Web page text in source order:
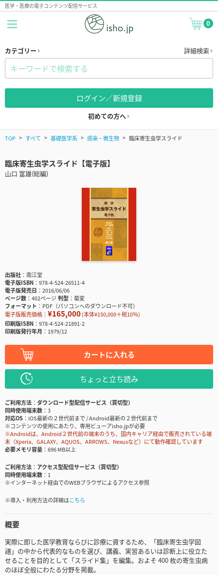
医学・医療の電子コンテンツ配信サービス
0
カテゴリー 詳細検索
ログイン／新規登録
初めての方へ
TOP すべて 基礎医学系 感染・微生物 臨床寄生虫学スライド
臨床寄生虫学スライド【電子版】
山口 富雄(総編)
出版社
南江堂
電子版ISBN
978-4-524-26511-4
電子版発売日
2016/06/06
ページ数
402ページ判型
菊変
フォーマット
PDF（パソコンへのダウンロード不可）
電子版販売価格： ¥165,000(本体¥150,000＋税10％)
印刷版ISBN
978-4-524-21891-2
印刷版発行年月
1979/12
カートに入れる
ちょっと立ち読み
ご利用方法
ダウンロード型配信サービス（買切型）
同時使用端末数
3
対応OS
iOS最新の２世代前まで / Android最新の２世代前まで
※コンテンツの使用にあたり、専用ビューアisho.jpが必要
※Androidは、Android２世代前の端末のうち、国内キャリア経由で販売されている端
末（Xperia、GALAXY、AQUOS、ARROWS、Nexusなど）にて動作確認しています
必要メモリ容量
696 MB以上
ご利用方法
アクセス型配信サービス（買切型）
同時使用端末数
1
※インターネット経由でのWEBブラウザによるアクセス参照
※導入・利用方法の詳細はこちら
概要
実際に即した医学教育ならびに診療に資するため、「臨床寄生虫学図
譜」の中から代表的なものを選び、講義、実習あるいは診断上に役立た
せることを目的として「スライド集」を編集。およそ 400 枚の寄生虫病
のほぼ全般にわたる分野を掲載。